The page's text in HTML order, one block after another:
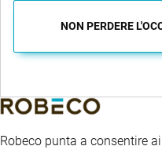
NON PERDERE
Robeco punta a consentire